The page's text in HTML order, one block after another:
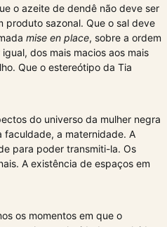
o azeite de dendê não deve ser
produto sazonal. Que o sal deve
mise en place, sobre a ordem
dos mais macios aos mais
Que o estereótipo da Tia
do universo da mulher negra
faculdade, a maternidade. A
para poder transmiti-la. Os
A existência de espaços em
os momentos em que o